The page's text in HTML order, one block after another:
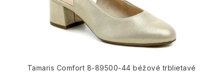
Tamaris Comfort 8-89500-44 béžové trblietavé